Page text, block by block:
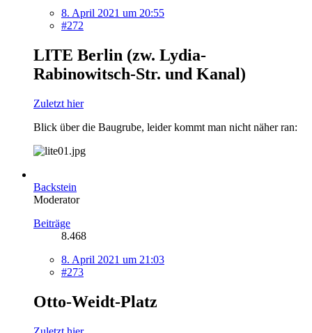
8. April 2021 um 20:55
#272
LITE Berlin (zw. Lydia-
Rabinowitsch-Str. und Kanal)
Zuletzt hier
Blick über die Baugrube, leider kommt man nicht näher ran:
Backstein
Moderator
Beiträge
8.468
8. April 2021 um 21:03
#273
Otto-Weidt-Platz